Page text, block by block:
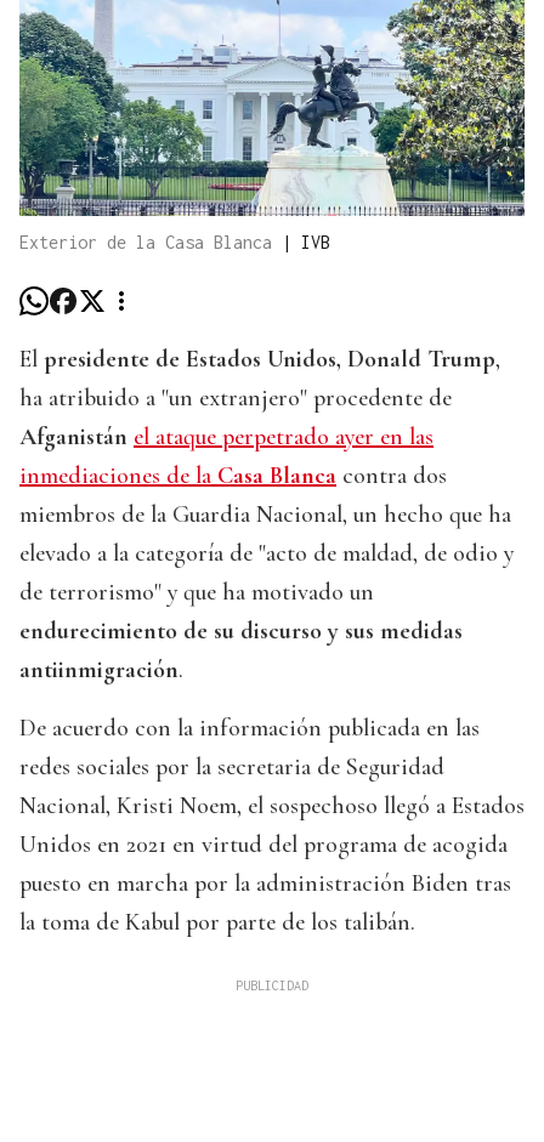
Exterior de la Casa Blanca | IVB
El presidente de Estados Unidos, Donald Trump,
ha atribuido a "un extranjero" procedente de
Afganistán el ataque perpetrado ayer en las
inmediaciones de la Casa Blanca contra dos
miembros de la Guardia Nacional, un hecho que ha
elevado a la categoría de "acto de maldad, de odio y
de terrorismo" y que ha motivado un
endurecimiento de su discurso y sus medidas
antiinmigración.
De acuerdo con la información publicada en las
redes sociales por la secretaria de Seguridad
Nacional, Kristi Noem, el sospechoso llegó a Estados
Unidos en 2021 en virtud del programa de acogida
puesto en marcha por la administración Biden tras
la toma de Kabul por parte de los talibán.